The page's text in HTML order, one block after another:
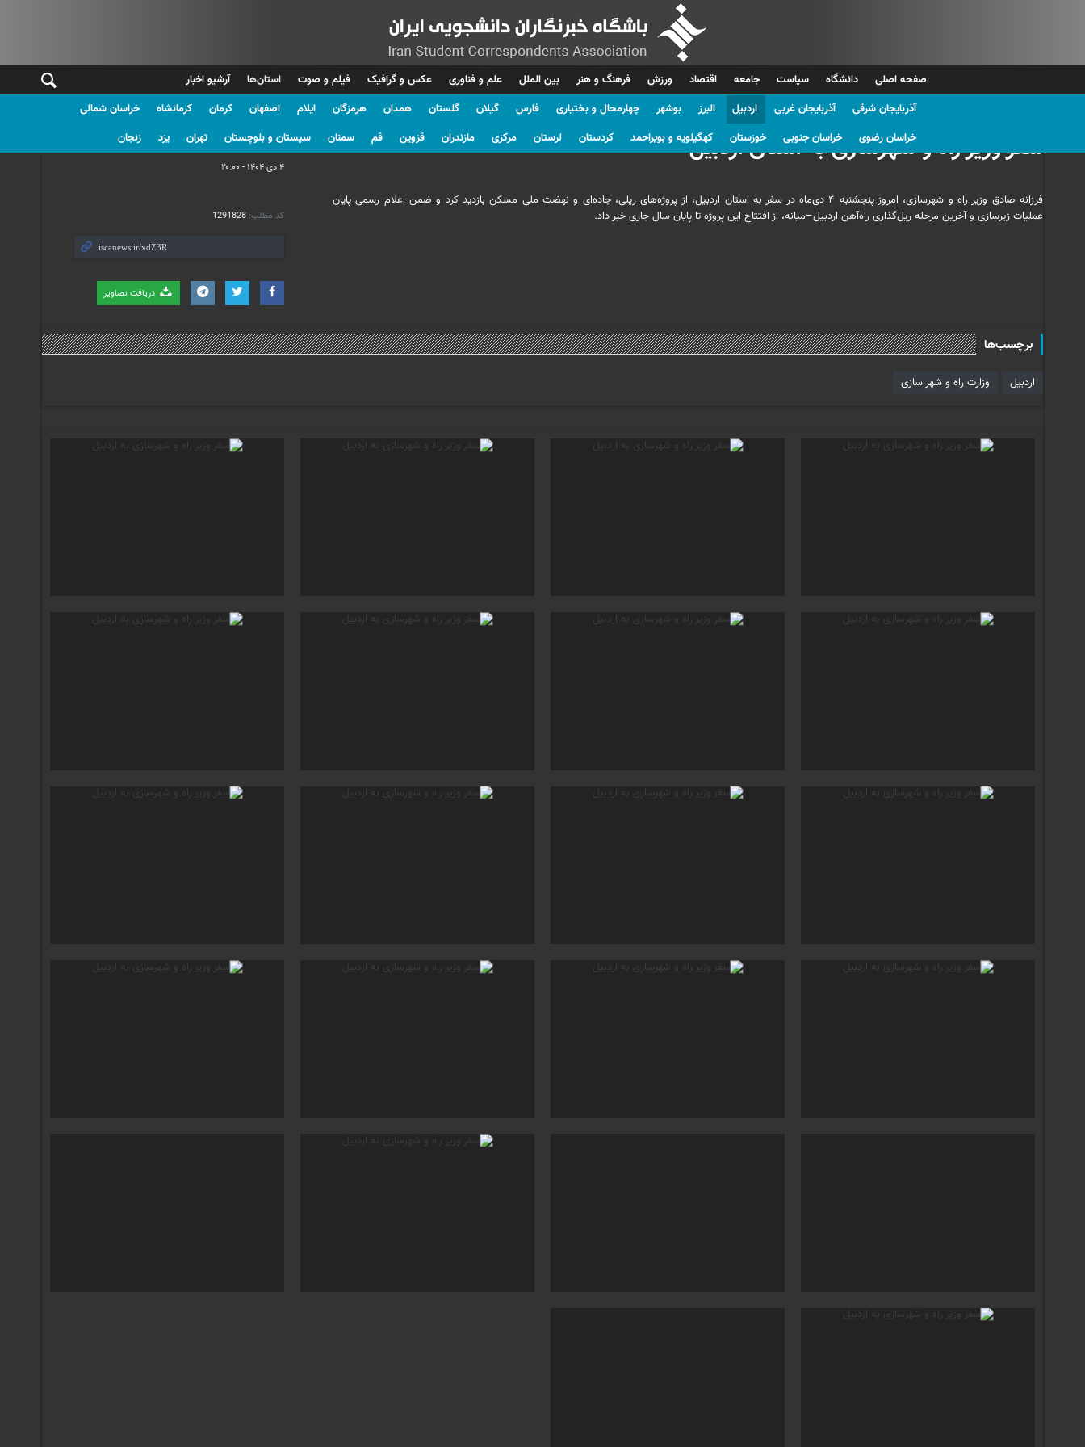
صفحه اصلی دانشگاه سیاست جامعه اقتصاد ورزش فرهنگ و هنر بین الملل علم و فناوری عکس و گرافیک فیلم و صوت
استان‌ها
آذربایجان شرقی
آذربایجان غربی اردبیل البرز بوشهر چهارمحال و بختیاری فارس گیلان گلستان همدان هرمزگان ایلام اصفهان کرمان کرمانشاه
خراسان شمالی
خراسان رضوی
خراسان جنوبی خوزستان کهگیلویه و بویراحمد کردستان لرستان مرکزی مازندران قزوین قم سمنان سیستان و بلوچستان تهران یزد زنجان
آرشیو اخبار
علی صادقچه
۴ دی ۱۴۰۴ - ۲۰:۰۰
کد مطلب: 1291828
دریافت تصاویر
سفر وزیر راه و شهرسازی به استان اردبیل
فرزانه صادق وزیر راه و شهرسازی، امروز پنجشنبه ۴ دی‌ماه در سفر به استان اردبیل، از پروژه‌های ریلی، جاده‌ای و نهضت ملی مسکن بازدید کرد و ضمن اعلام رسمی پایان
عملیات زیرسازی و آخرین مرحله ریل‌گذاری راه‌آهن اردبیل–میانه، از افتتاح این پروژه تا پایان سال جاری خبر داد.
برچسب‌ها
اردبیل وزارت راه و شهر سازی